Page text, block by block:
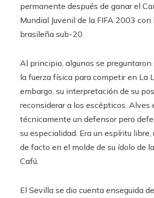
permanente después de ganar el
Mundial Juvenil de la FIFA 2003 con
brasileña sub-20.
Al principio, algunos se
la fuerza física para competir en La
embargo, su interpretación de su
reconsiderar a los escépticos. Alves
técnicamente un defensor pero
su especialidad. Era un espíritu
de facto en el molde de su ídolo de
Cafú.
El Sevilla se dio cuenta enseguida